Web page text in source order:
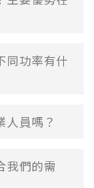
同功率有什
人員嗎？
我們的需